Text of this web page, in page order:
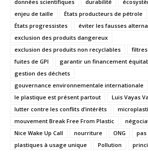
données scientifiques durabilité
enjeu de taille
États producteurs de pétrole
États progressistes
éviter les fausses
exclusion des produits dangereux
exclusion des produits non recyclables
fuites de GPI
garantir un financement
gestion des déchets
gouvernance environnementale internationale
le plastique est présent partout
Luis Vayas
lutter contre les conflits d’intérêts
mouvement Break Free From Plastic
Nice Wake Up Call
nourriture ONG pas
plastiques à usage unique
Pollution